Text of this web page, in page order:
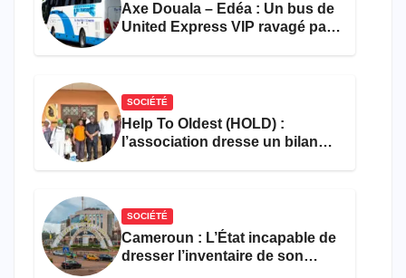
Axe Douala – Edéa : Un bus de
United Express VIP ravagé par
SOCIÉTÉ
Help To Oldest (HOLD) :
l’association dresse un bilan
SOCIÉTÉ
Cameroun : L’État incapable de
dresser l’inventaire de son